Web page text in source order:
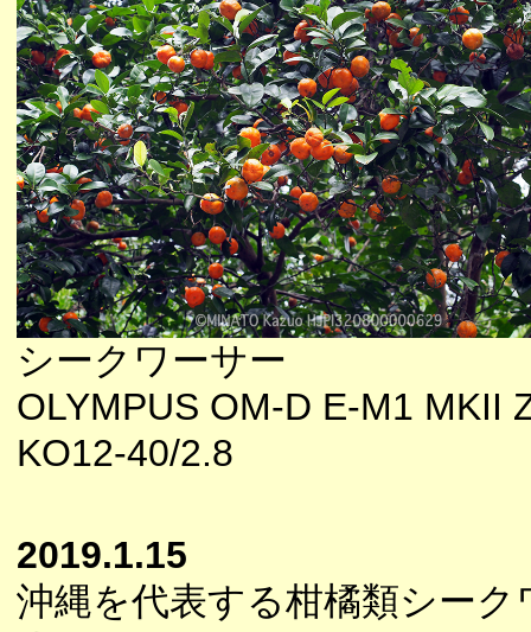
シークワーサー
OLYMPUS OM-D E-M1 MKII
KO12-40/2.8
2019.1.15
沖縄を代表する柑橘類シー